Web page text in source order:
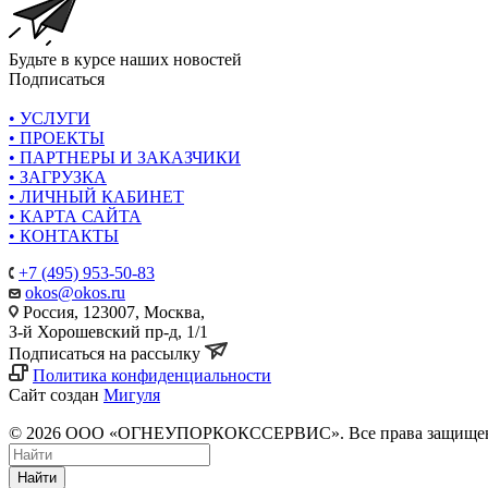
Будьте в курсе наших новостей
Подписаться
• УСЛУГИ
• ПРОЕКТЫ
• ПАРТНЕРЫ И ЗАКАЗЧИКИ
• ЗАГРУЗКА
• ЛИЧНЫЙ КАБИНЕТ
• КАРТА САЙТА
• КОНТАКТЫ
+7 (495) 953-50-83
okos@okos.ru
Россия, 123007, Москва,
З-й Хорошевский пр-д, 1/1
Подписаться на рассылку
Политика конфиденциальности
Сайт создан Мигуля
© 2026 ООО «ОГНЕУПОРКОКССЕРВИС». Все права
Найти